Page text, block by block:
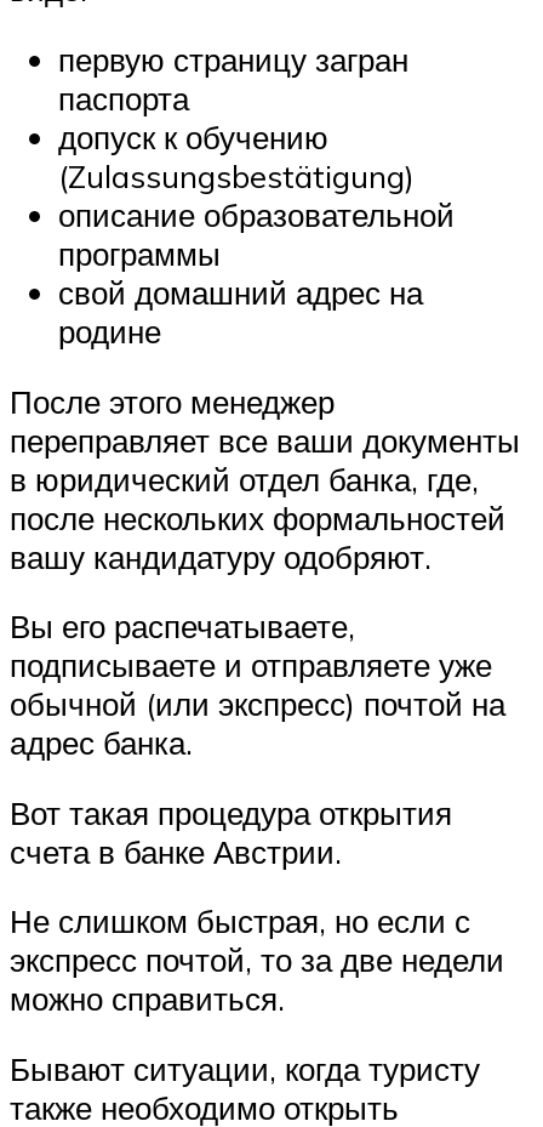
первую страницу загран
паспорта
допуск к обучению
(Zulassungsbestätigung)
описание образовательной
программы
свой домашний адрес на
родине
После этого менеджер
переправляет все ваши документы
в юридический отдел банка, где,
после нескольких формальностей
вашу кандидатуру одобряют.
Вы его распечатываете,
подписываете и отправляете уже
обычной (или экспресс) почтой на
адрес банка.
Вот такая процедура открытия
счета в банке Австрии.
Не слишком быстрая, но если с
экспресс почтой, то за две недели
можно справиться.
Бывают ситуации, когда туристу
также необходимо открыть